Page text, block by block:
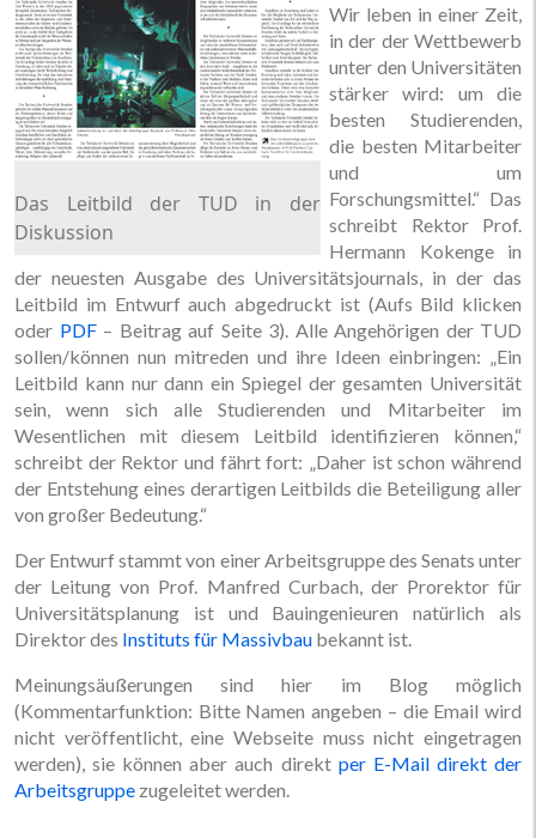
Das Leitbild der TUD in der
Diskussion
Wir leben in einer Zeit,
in der der Wettbewerb
unter den Universitäten
stärker wird: um die
besten Studierenden,
die besten Mitarbeiter
und um
Forschungsmittel.“ Das
schreibt Rektor Prof.
Hermann Kokenge in
der neuesten Ausgabe des Universitätsjournals, in der das
Leitbild im Entwurf auch abgedruckt ist (Aufs Bild klicken
oder PDF– Beitrag auf Seite 3). Alle Angehörigen der TUD
sollen/können nun mitreden und ihre Ideen einbringen: „Ein
Leitbild kann nur dann ein Spiegel der gesamten Universität
sein, wenn sich alle Studierenden und Mitarbeiter im
Wesentlichen mit diesem Leitbild identifizieren können,“
schreibt der Rektor und fährt fort: „Daher ist schon während
der Entstehung eines derartigen Leitbilds die Beteiligung aller
von großer Bedeutung.“
Der Entwurf stammt von einer Arbeitsgruppe des Senats unter
der Leitung von Prof. Manfred Curbach, der Prorektor für
Universitätsplanung ist und Bauingenieuren natürlich als
Direktor des Instituts für Massivbau bekannt ist.
Meinungsäußerungen sind hier im Blog möglich
(Kommentarfunktion: Bitte Namen angeben – die Email wird
nicht veröffentlicht, eine Webseite muss nicht eingetragen
werden), sie können aber auch direkt per E-Mail direkt der
Arbeitsgruppe zugeleitet werden.